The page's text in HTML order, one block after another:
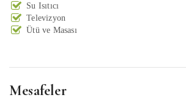
Su Isıtıcı
Televizyon
Ütü ve Masası
Mesafeler